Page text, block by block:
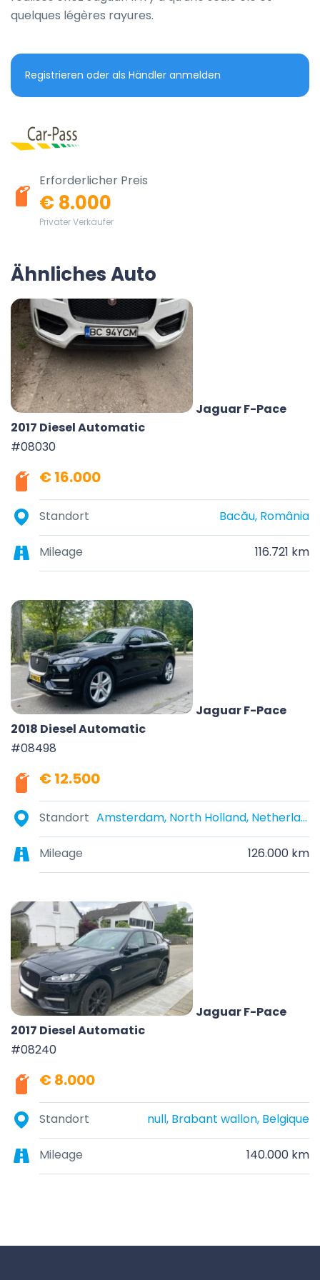
quelques légères rayures.
Registrieren oder als Händler anmelden
Erforderlicher Preis
€ 8.000
Privater Verkäufer
Ähnliches Auto
Jaguar F-Pace
2017 Diesel Automatic
#08030
€ 16.000
Standort Bacău, România
Mileage 116.721 km
Jaguar F-Pace
2018 Diesel Automatic
#08498
€ 12.500
Standort Amsterdam, North Holland, Netherlands
Mileage 126.000 km
Jaguar F-Pace
2017 Diesel Automatic
#08240
€ 8.000
Standort null, Brabant wallon, Belgique
Mileage 140.000 km